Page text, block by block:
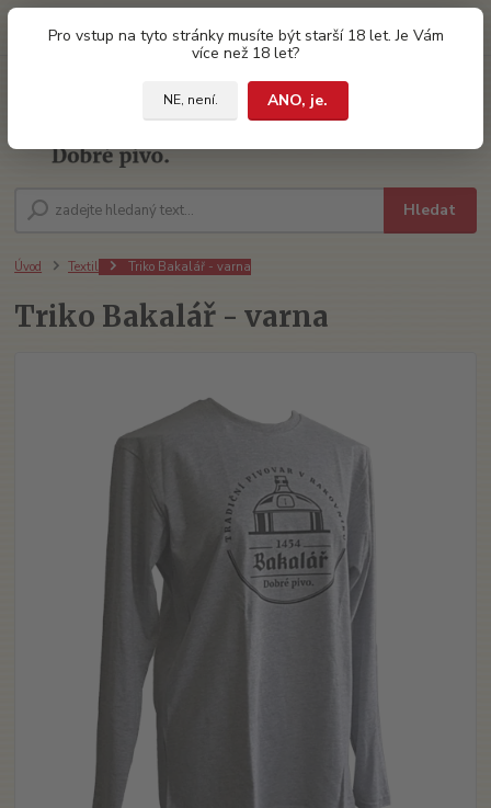
Pro vstup na tyto stránky musíte být starší 18 let. Je Vám
více než 18 let?
NE, není.
ANO, je.
Hledat
za0 Kč
Úvod Textil Triko Bakalář - varna
Triko Bakalář - varna